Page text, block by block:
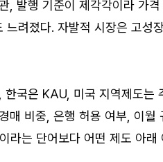
, 발행 기준이 제각각이라 가
려졌다. 자발적 시장은 고성
국은 KAU, 미국 지역제도는
매 비중, 은행 허용 여부, 이월
라는 단어보다 어떤 제도 아래